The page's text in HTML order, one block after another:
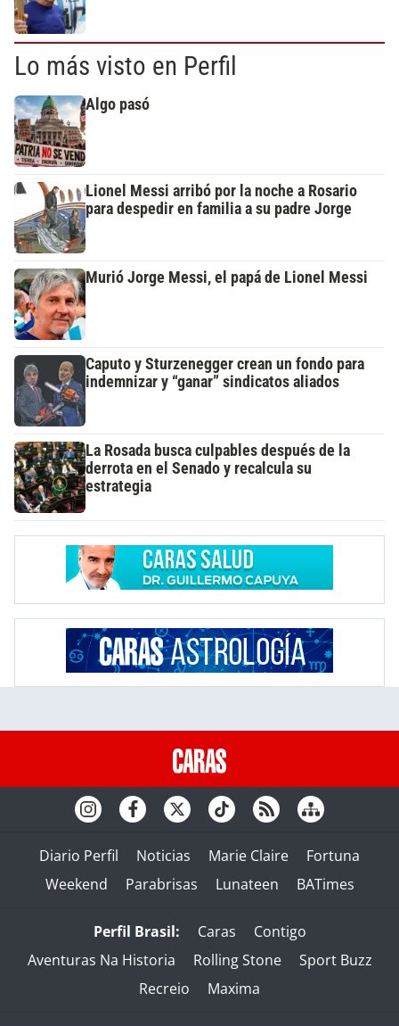
Lo más visto en Perfil
Algo pasó
Lionel Messi arribó por la noche a Rosario
para despedir en familia a su padre Jorge
Murió Jorge Messi, el papá de Lionel Messi
Caputo y Sturzenegger crean un fondo para
indemnizar y “ganar” sindicatos aliados
La Rosada busca culpables después de la
derrota en el Senado y recalcula su
estrategia
Diario Perfil Noticias Marie Claire
Fortuna
Weekend
Parabrisas Lunateen BATimes
Perfil Brasil: Caras
Contigo
Aventuras Na Historia
Rolling Stone
Sport Buzz
Recreio
Maxima